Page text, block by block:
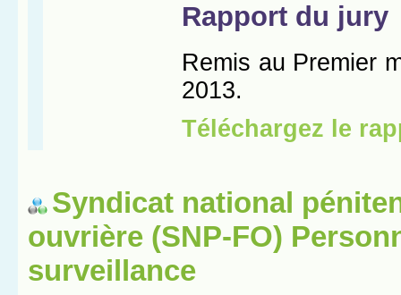
Syndicat national
ouvrière (SNP-FO)
surveillance